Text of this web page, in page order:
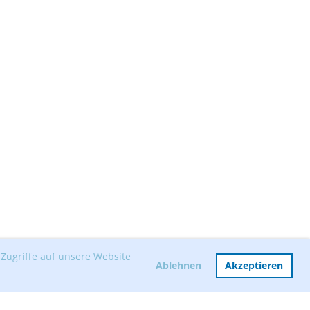
auf unsere Website
Ablehnen Akzeptieren